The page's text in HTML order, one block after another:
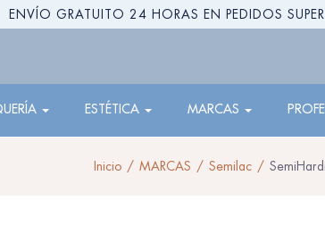
ENVÍO GRATUITO 24 HORAS EN PEDIDOS
ESTÉTICA MARCAS
Inicio MARCAS Semilac